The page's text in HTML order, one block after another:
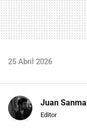
25 Abril 2026
Juan
Editor